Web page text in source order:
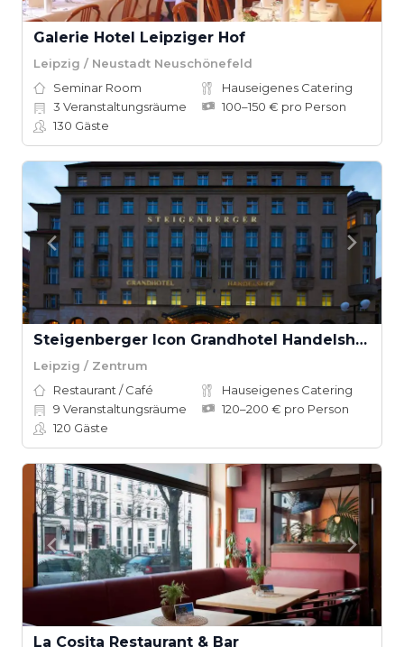
Galerie Hotel Leipziger Hof
Leipzig / Neustadt Neuschönefeld
Seminar Room
Hauseigenes Catering
3 Veranstaltungsräume
100–150 € pro Person
130 Gäste
Steigenberger Icon Grandhotel Handelshof Leipzig
Leipzig / Zentrum
Restaurant / Café
Hauseigenes Catering
9 Veranstaltungsräume
120–200 € pro Person
120 Gäste
La Cosita Restaurant & Bar